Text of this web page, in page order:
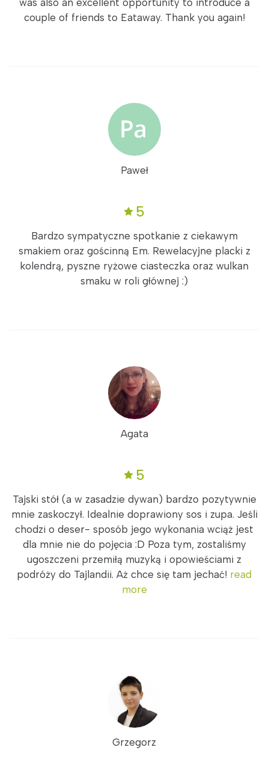
was also an excellent opportunity to introduce a
couple of friends to Eataway. Thank you again!
Paweł
5
Bardzo sympatyczne spotkanie z ciekawym
smakiem oraz gościnną Em. Rewelacyjne placki z
kolendrą, pyszne ryżowe ciasteczka oraz wulkan
smaku w roli głównej :)
Agata
5
Tajski stół (a w zasadzie dywan) bardzo pozytywnie
mnie zaskoczył. Idealnie doprawiony sos i zupa. Jeśli
chodzi o deser- sposób jego wykonania wciąż jest
dla mnie nie do pojęcia :D Poza tym, zostaliśmy
ugoszczeni przemiłą muzyką i opowieściami z
podróży do Tajlandii. Aż chce się tam jechać! read
more
Grzegorz